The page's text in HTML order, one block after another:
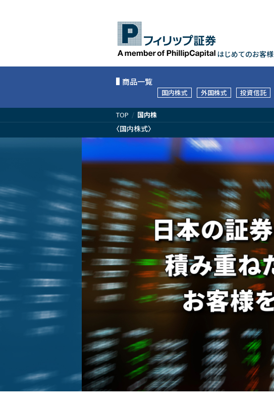
はじめてのお客様
商品一覧
国内株式 外国株式 投資信託
TOP / 国内株
〈国内株式〉